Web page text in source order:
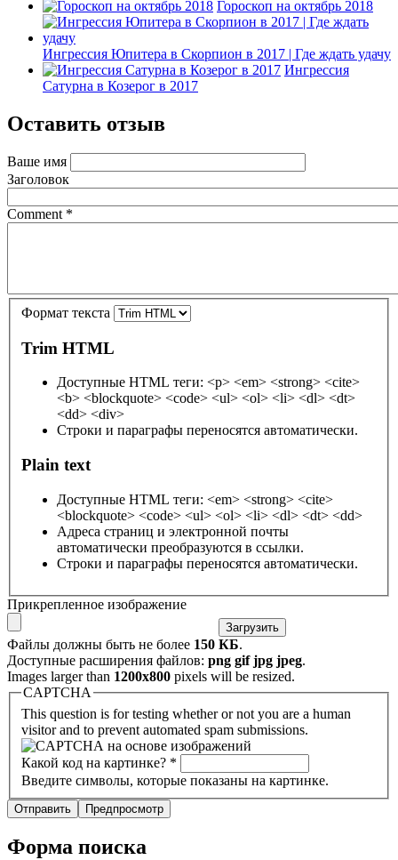
Гороскоп на октябрь 2018
Ингрессия Юпитера в Скорпион в 2017 | Где ждать удачу
Ингрессия
Сатурна в Козерог в 2017
Оставить отзыв
Ваше имя
Заголовок
Comment *
Формат текста
Trim HTML
Доступные HTML теги: <p> <em> <strong> <cite>
<b> <blockquote> <code> <ul> <ol> <li> <dl> <dt>
<dd> <div>
Строки и параграфы переносятся автоматически.
Plain text
Доступные HTML теги: <em> <strong> <cite>
<blockquote> <code> <ul> <ol> <li> <dl> <dt> <dd>
Адреса страниц и электронной почты
автоматически преобразуются в ссылки.
Строки и параграфы переносятся автоматически.
Прикрепленное изображение
Файлы должны быть не более 150 КБ.
Доступные расширения файлов: png gif jpg jpeg.
Images larger than 1200x800 pixels will be resized.
CAPTCHA
This question is for testing whether or not you are a human
visitor and to prevent automated spam submissions.
Какой код на картинке? *
Введите символы, которые показаны на картинке.
Форма поиска